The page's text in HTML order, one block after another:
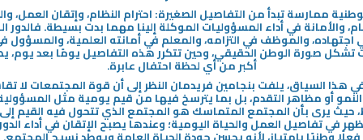
ممارسة تبدأ من التفاصيل الصغيرة: احترام النظام، وإتقان العمل،
والأمانة في أداء المسؤوليات الموكلة إلينا مهما بدت بسيطة. فالدور
اجتهاده، والموظف في التزامه، والمعلم في أمانته العلمية، والمسؤول
تشكل صورة الوطن الحقيقي، وحين تتكرر هذه التفاصيل يومًا بعد يوم،
أكبر من أي لحظة احتفال عابرة.
هذا السياق، يلفت بنجامين فريدمان النظر إلى أن قوة المجتمعات لا
أو مظاهر التقدم، بل بما يترسخ فيها من قيم يومية مثل
حيث يرى بأن المجتمع المتماسك هو المجتمع الذي تتحول فيه القيم
في تفاصيل العمل والحياة اليومية؛ وعندها يصبح الإتقان في أداء